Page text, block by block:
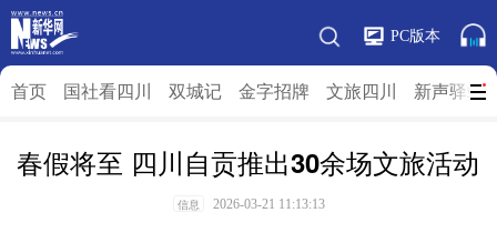
PC版本
首页 国社看四川 双城记 金字招牌 文旅四川 新声驿站
春假将至 四川自贡推出30余场文旅活动
信息 2026-03-21 11:13:13